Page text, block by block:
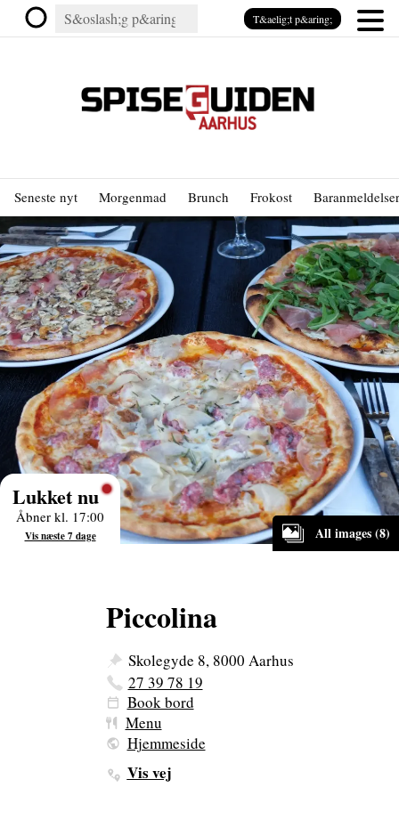
Seneste nyt Morgenmad Brunch Frokost Baranmeldelser
All images (8)
Lukket nu
Åbner kl. 17:00
Vis næste 7 dage
Piccolina
Skolegyde 8, 8000 Aarhus
27 39 78 19
Book bord
Menu
Hjemmeside
Vis vej
T&aelig;t p&aring;